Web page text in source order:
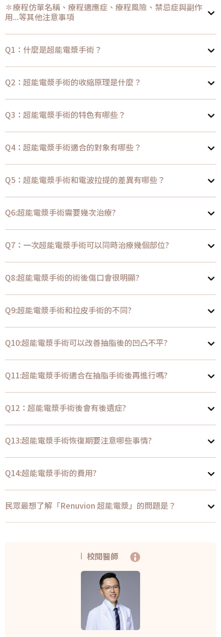
✽療程仿單名稱、療程適應症、療程風險、禁忌症與副作
用...等其他注意事項
Q1：什麼是超能電漿手術？
Q2：超能電漿手術的收縮原理是什麼？
Q3：超能電漿手術的特色有哪些？
Q4：超能電漿手術適合的對象有哪些？
Q5：超能電漿手術和電波拉提的差異有哪些？
Q6:超能電漿手術需要幾次治療?
Q7：一次超能電漿手術可以同時治療幾個部位?
Q8:超能電漿手術的術後傷口會很明顯?
Q9:超能電漿手術和拉皮手術的不同?
Q10:超能電漿手術可以改善抽脂後的凹凸不平?
Q11:超能電漿手術適合在抽脂手術後再進行嗎?
Q12：超能電漿手術後會有後遺症?
Q13:超能電漿手術恢復期要注意哪些事情?
Q14:超能電漿手術的費用?
民眾最想了解「Renuvion 超能電漿」的問題是？
校閱醫師